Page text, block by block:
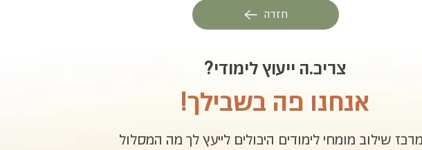
חזרה
צריכ.ה ייעוץ לימודי?
אנחנו פה בשבילך!
שילוב מומחי לימודים היכולים לייעץ לך מה המסלול